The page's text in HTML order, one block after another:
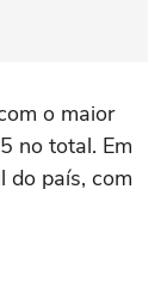
o maior
no total. Em
do país, com